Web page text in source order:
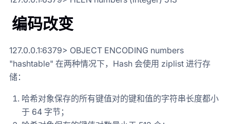
编码改变
127.0.0.1:6379> OBJECT ENCODING numbers
"hashtable" 在两种情况下，Hash 会使用 ziplist 进行存
储：
哈希对象保存的所有键值对的键和值的字符串长度都小
于 64 字节；